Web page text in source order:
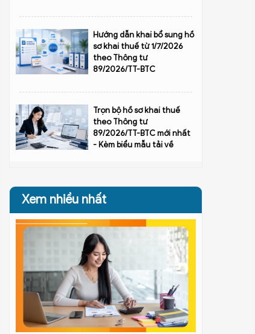
Hướng dẫn khai bổ sung hồ
sơ khai thuế từ 1/7/2026
theo Thông tư
89/2026/TT-BTC
Trọn bộ hồ sơ khai thuế
theo Thông tư
89/2026/TT-BTC mới nhất
- Kèm biểu mẫu tải về
Xem nhiều nhất